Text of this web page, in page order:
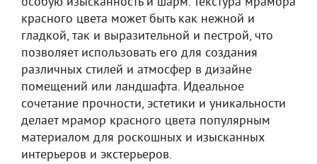
красного цвета может быть как нежной и
гладкой, так и выразительной и пестрой, что
позволяет использовать его для создания
различных стилей и атмосфер в дизайне
помещений или ландшафта. Идеальное
сочетание прочности, эстетики и уникальности
делает мрамор красного цвета популярным
материалом для роскошных и изысканных
интерьеров и экстерьеров.